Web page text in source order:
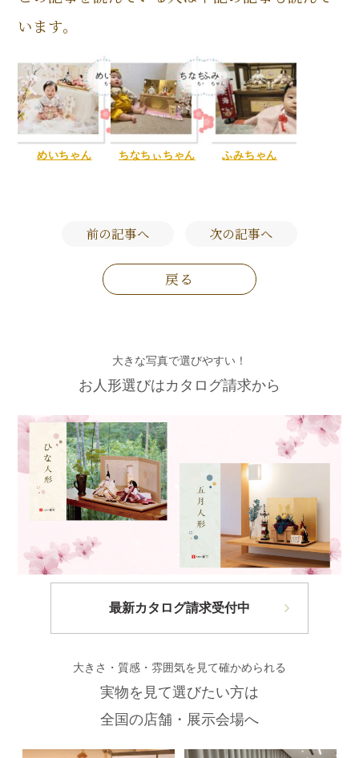
います。
めいちゃん ちなちぃちゃん ふみちゃん
前の記事へ 次の記事へ
戻る
大きな写真で選びやすい！
お人形選びはカタログ請求から
最新カタログ請求受付中
大きさ・質感・雰囲気を見て確かめられる
実物を見て選びたい方は
全国の店舗・展示会場へ